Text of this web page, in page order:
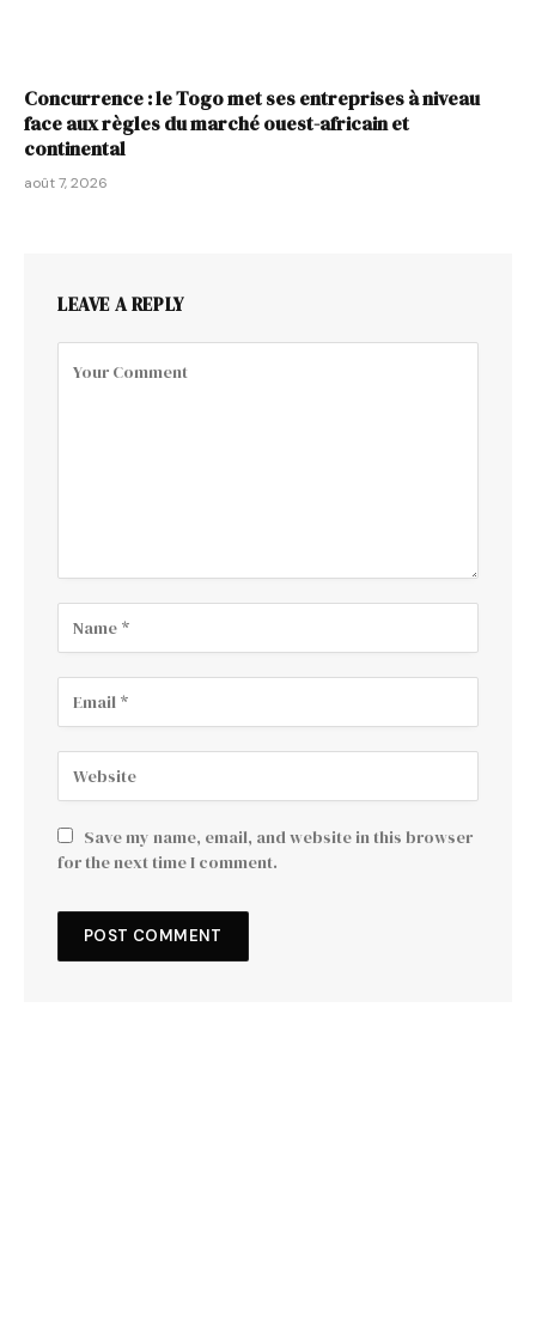
Concurrence : le Togo met ses entreprises à niveau
face aux règles du marché ouest-africain et
continental
août 7, 2026
LEAVE A REPLY
Save my name, email, and website in this browser
for the next time I comment.